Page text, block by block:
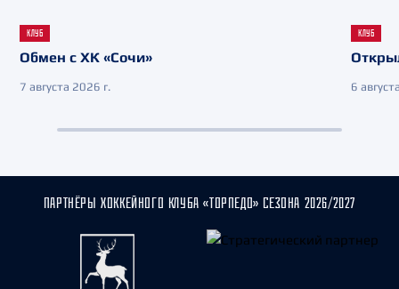
КЛУБ
Обмен с ХК «Сочи»
7 августа 2026 г.
КЛУБ
6
ПАРТНЁРЫ ХОККЕЙНОГО КЛУБА «ТОРПЕДО» СЕЗОНА 2026/2027